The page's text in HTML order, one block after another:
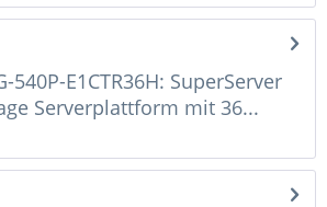
Steel für Happyware-Systeme
540P-E1CTR36H: SuperServer
Serverplattform mit 36...